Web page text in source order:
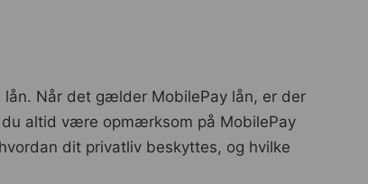
Når det gælder MobilePay lån, er der
altid være opmærksom på MobilePay
dit privatliv beskyttes, og hvilke